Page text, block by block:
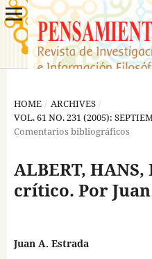
HOME / ARCHIVES /
VOL. 61 NO. 231 (2005):
Comentarios bibliográficos
ALBERT,
crítico. Por
Juan A. Estrada